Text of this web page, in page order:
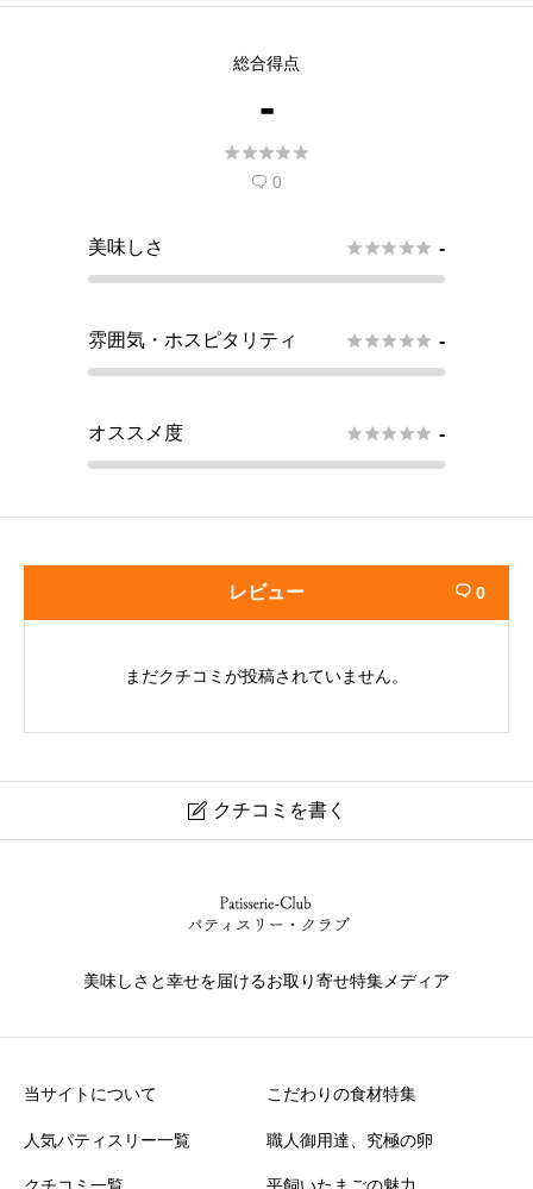
総合得点
-

 0
美味しさ  -
雰囲気・ホスピタリティ  -
オススメ度  -
レビュー  0
まだクチコミが投稿されていません。
 クチコミを書く
美味しさと幸せを届けるお取り寄せ特集メディア
当サイトについて
人気パティスリー一覧
こだわりの食材特集
職人御用達、究極の卵